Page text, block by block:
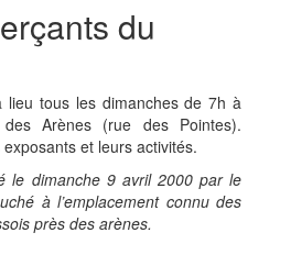
du
lieu tous les dimanches de 7h à
Arènes (rue des Pointes).
et leurs activités.
le dimanche 9 avril 2000 par le
à l’emplacement connu des
près des arènes.